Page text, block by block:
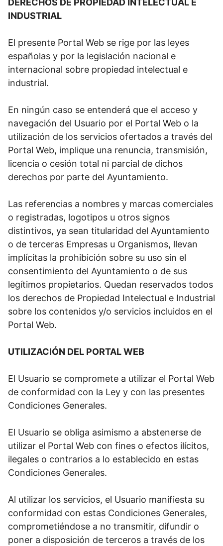
DERECHOS DE PROPIEDAD INTELECTUAL E
INDUSTRIAL
El presente Portal Web se rige por las leyes
españolas y por la legislación nacional e
internacional sobre propiedad intelectual e
industrial.
En ningún caso se entenderá que el acceso y
navegación del Usuario por el Portal Web o la
utilización de los servicios ofertados a través del
Portal Web, implique una renuncia, transmisión,
licencia o cesión total ni parcial de dichos
derechos por parte del Ayuntamiento.
Las referencias a nombres y marcas comerciales
o registradas, logotipos u otros signos
distintivos, ya sean titularidad del Ayuntamiento
o de terceras Empresas u Organismos, llevan
implícitas la prohibición sobre su uso sin el
consentimiento del Ayuntamiento o de sus
legítimos propietarios. Quedan reservados todos
los derechos de Propiedad Intelectual e Industrial
sobre los contenidos y/o servicios incluidos en el
Portal Web.
UTILIZACIÓN DEL PORTAL WEB
El Usuario se compromete a utilizar el Portal Web
de conformidad con la Ley y con las presentes
Condiciones Generales.
El Usuario se obliga asimismo a abstenerse de
utilizar el Portal Web con fines o efectos ilícitos,
ilegales o contrarios a lo establecido en estas
Condiciones Generales.
Al utilizar los servicios, el Usuario manifiesta su
conformidad con estas Condiciones Generales,
comprometiéndose a no transmitir, difundir o
poner a disposición de terceros a través de los